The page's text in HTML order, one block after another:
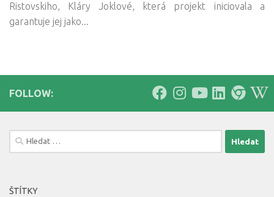
Ristovskiho, Kláry Joklové, která projekt iniciovala a
garantuje jej jako...
FOLLOW:
Vyhledávání
ŠTÍTKY